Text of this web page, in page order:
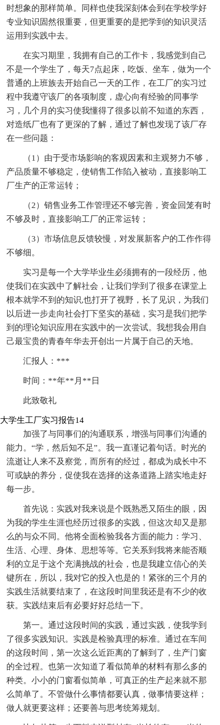
时想象的那样简单。同样也使我深刻体会到在学校学好
专业知识固然很重要，但更重要的是把学到的知识灵活
运用到实践中去。
在实习期里，我拥有自己的工作卡，我感觉到自己
不是一个学生了，每天7点起床，吃饭、坐车，做为一个
普通的上班族去开始自己一天的工作，在工厂的实习过
程中我遵守该厂的各项制度，虚心向有经验的同事学
习，几个月的实习使我懂得了很多以前不知道的东西，
对造纸厂也有了更深的了解，通过了解也发现了该厂存
在一些问题：
（1）由于受市场影响的客观因素和主观努力不够，
产品质量不够稳定，使销售工作陷入被动，直接影响工
厂生产的正常运转；
（2）销售业务工作管理还不够完善，资金回笼有时
不够及时，直接影响工厂的正常运转；
（3）市场信息反馈较慢，对发展新客户的工作作得
不够细。
实习是每一个大学毕业生必须拥有的一段经历，他
使我们在实践中了解社会，让我们学到了很多在课堂上
根本就学不到的知识,也打开了视野，长了见识，为我们
以后进一步走向社会打下坚实的基础，实习是我们把学
到的理论知识应用在实践中的一次尝试。我想我会用自
己最宝贵的青春年华去开创出一片属于自己的天地。
汇报人：***
时间：**年**月**日
此致敬礼
大学生工厂实习报告14
加强了与同事们的沟通联系，增强与同事们沟通的
能力。“学，然后知不足”。我一直谨记着句话。时光的
流逝让人来不及察觉，而所有的经过，都成为成长中不
可或缺的养分，促使我在选择的这条道路上踏实地走好
每一步。
首先说：实践对我来说是个既熟悉又陌生的眼，因
为我的学生生涯也经历过很多的实践，但这次却又是那
么的与众不同。他将全面检验我各方面的能力：学习、
生活、心理、身体、思想等等。它关系到我将来能否顺
利的立足于这个充满挑战的社会，也是我建立信心的关
键所在，所以，我对它的投入也是的！紧张的三个月的
实践生活就要结束了，在这段时间里我还是有不少的收
获。实践结束后有必要好好总结一下。
第一。通过这段时间的实践，通过实践，使我学到
了很多实践知识。实践是检验真理的标准。通过在车间
的这段时间，第一次这么近距离的了解到了，生产门窗
的全过程。也第一次知道了看似简单的材料有那么多的
种类。小小的门窗看似简单，可真正的生产起来就不那
么简单了。不管做什么事情都要认真，做事情要这样；
做人就更要这样；还要善与思考统筹规划。